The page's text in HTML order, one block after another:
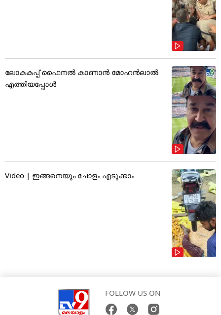
ലോകകപ്പ് ഫൈനൽ കാണാൻ മോഹൻലാൽ
എത്തിയപ്പോൾ
Video | ഇങ്ങനെയും ചോളം എടുക്കാം
FOLLOW US ON